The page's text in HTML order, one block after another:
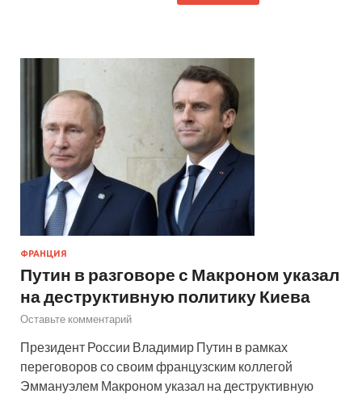
ФРАНЦИЯ
Путин в разговоре с Макроном указал
на деструктивную политику Киева
Оставьте комментарий
Президент России Владимир Путин в рамках
переговоров со своим французским коллегой
Эммануэлем Макроном указал на деструктивную